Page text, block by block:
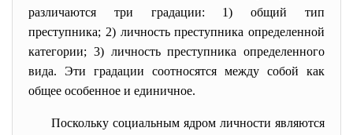
различаются три градации: 1)общий тип
преступника; 2) личность преступника определенной
категории; 3) личность преступника определенного
вида. Эти градации соотносятся между собой как
общее особенное и единичное.
Поскольку социальным ядром личности являются